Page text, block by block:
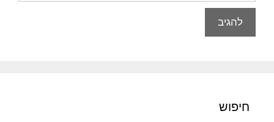
חיפוש